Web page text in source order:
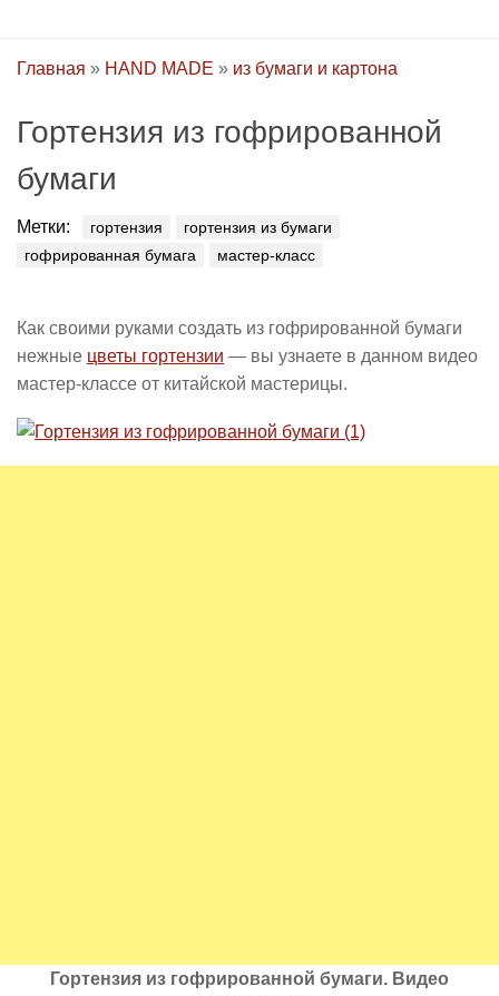
Главная » HAND MADE » из бумаги и картона
Гортензия из гофрированной
бумаги
Метки: гортензия
гортензия из бумаги
гофрированная бумага
мастер-класс
Как своими руками создать из гофрированной бумаги
нежные цветы гортензии — вы узнаете в данном видео
мастер-классе от китайской мастерицы.
Гортензия из гофрированной бумаги. Видео